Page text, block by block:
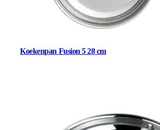
Koekenpan Fusion 5 28 cm